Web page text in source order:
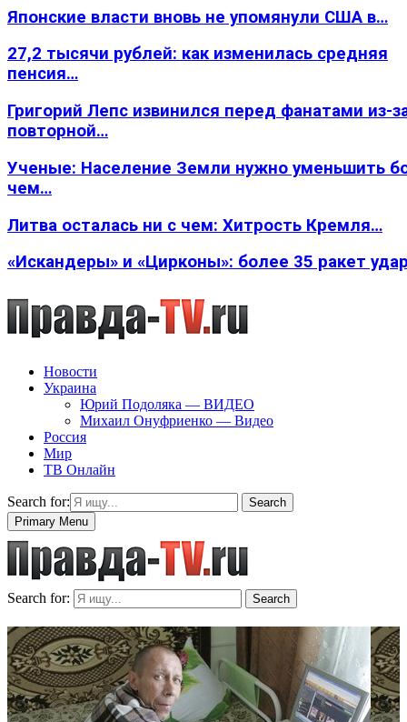
Японские власти вновь не упомянули США в…
27,2 тысячи рублей: как изменилась средняя
пенсия…
Григорий Лепс извинился перед фанатами из-
повторной…
Ученые: Население Земли нужно уменьшить
чем…
Литва осталась ни с чем: Хитрость Кремля…
«Искандеры» и «Цирконы»: более 35 ракет
Новости
Украина
Юрий Подоляка — ВИДЕО
Михаил Онуфриенко — Видео
Россия
Мир
ТВ Онлайн
Search for:
Search
Primary Menu
Search for: Search